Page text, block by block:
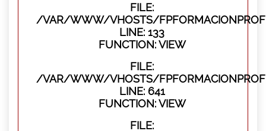
FILE:
/VAR/WWW/VHOSTS/
LINE: 133
FUNCTION: VIEW
FILE:
/VAR/WWW/VHOSTS/
LINE: 641
FUNCTION: VIEW
FILE: